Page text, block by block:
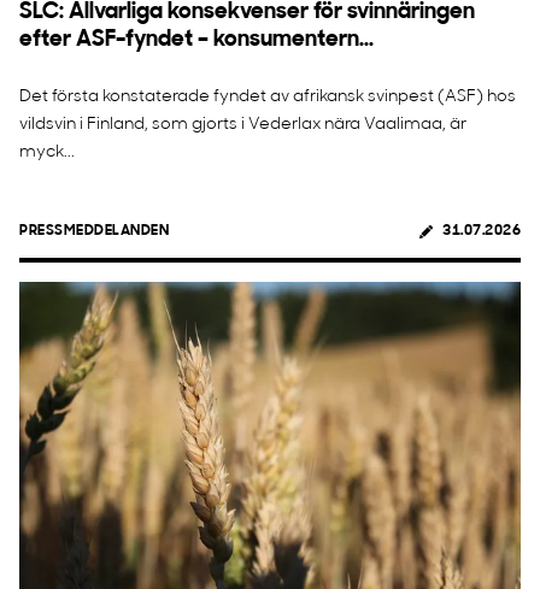
SLC: Allvarliga konsekvenser för svinnäringen
efter ASF-fyndet – konsumentern...
Det första konstaterade fyndet av afrikansk svinpest (ASF) hos
vildsvin i Finland, som gjorts i Vederlax nära Vaalimaa, är
myck...
PRESSMEDDELANDEN 31.07.2026